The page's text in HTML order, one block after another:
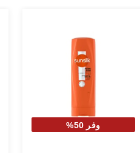
وفر 50%